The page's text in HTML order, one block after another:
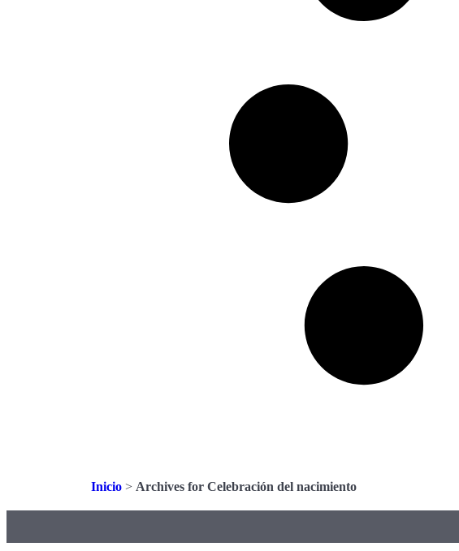
Inicio > Archives for Celebración del nacimiento